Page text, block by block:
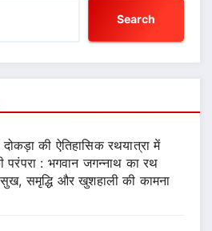
Search
की ऐतिहासिक रथयात्रा में
परंपरा : भगवान जगन्नाथ का रथ
समृद्धि और खुशहाली की कामना